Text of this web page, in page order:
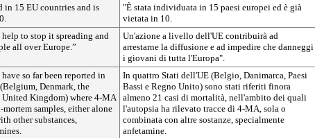
in 15 EU countries and is
"È stata individuata in 15 paesi europei ed è già
vietata in 10.
to stop it spreading and
all over Europe.”
Un'azione a livello dell'UE contribuirà ad
arrestarne la diffusione e ad impedire che danneggi
i giovani di tutta l'Europa".
so far been reported in
Denmark, the
United Kingdom) where 4-MA
samples, either alone
other substances,
In quattro Stati dell'UE (Belgio, Danimarca, Paesi
Bassi e Regno Unito) sono stati riferiti finora
almeno 21 casi di mortalità, nell'ambito dei quali
l'autopsia ha rilevato tracce di 4-MA, sola o
combinata con altre sostanze, specialmente
anfetamine.